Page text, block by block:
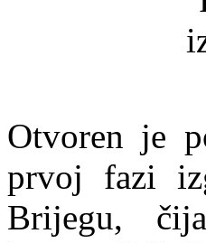
Otvoren je
prvoj fazi
Brijegu,